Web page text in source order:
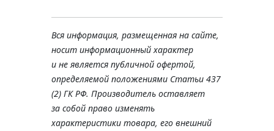
Вся информация, размещенная на сайте,
носит информационный характер
и не является публичной офертой,
определяемой положениями Статьи 437
(2) ГК РФ. Производитель оставляет
за собой право изменять
характеристики товара, его внешний